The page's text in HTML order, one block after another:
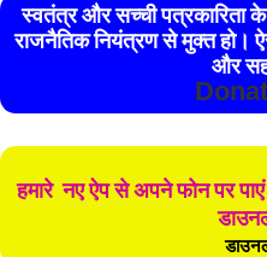
स्वतंत्र और सच्ची पत्रकारिता
राजनैतिक नियंत्रण से मुक्त
और
हमारे नए ऐप से अपने फोन पर